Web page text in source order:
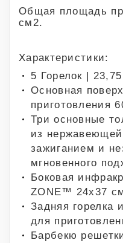
Общая площадь
см2.
Характеристики:
5 Горелок |
Основная
приготовления
Три основные
из
зажиганием и
мгновенного
Боковая
ZONE™ 24х37
Задняя горелка
для
Барбекю